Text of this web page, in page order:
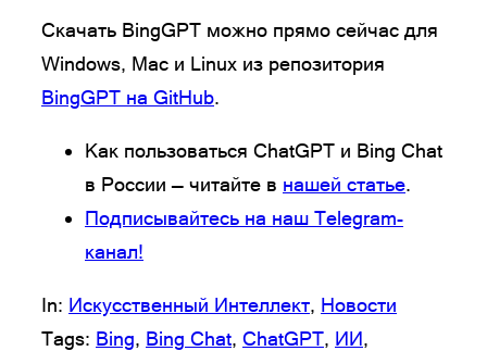
Скачать BingGPT можно прямо сейчас для
Windows, Mac и Linux из репозитория
BingGPT на GitHub.
Как пользоваться ChatGPT и Bing Chat
в России — читайте в нашей статье.
Подписывайтесь на наш Telegram-
канал!
In: Искусственный Интеллект, Новости
Tags: Bing, Bing Chat, ChatGPT, ИИ